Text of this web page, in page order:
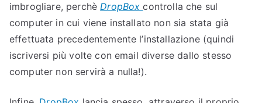
imbrogliare, perchèDropBoxcontrolla che sul
computer in cui viene installato non sia stata già
effettuata precedentemente l’installazione (quindi
iscriversi più volte con email diverse dallo stesso
computer non servirà a nulla!).